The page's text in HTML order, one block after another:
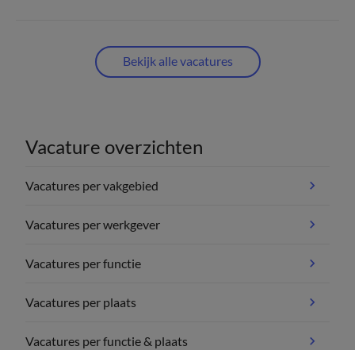
Bekijk alle vacatures
Vacature overzichten
Vacatures per vakgebied
Vacatures per werkgever
Vacatures per functie
Vacatures per plaats
Vacatures per functie & plaats